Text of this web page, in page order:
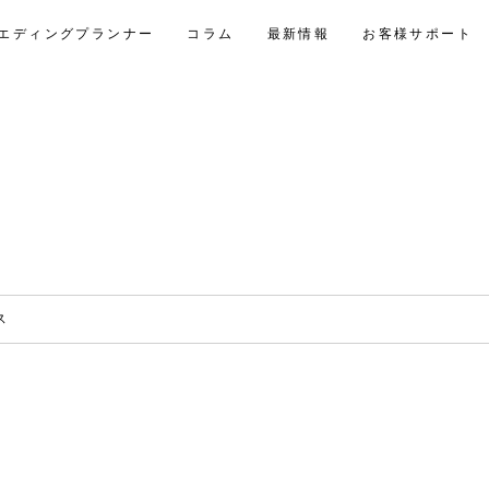
ディングプランナー コラム 最新情報 お客様サポート